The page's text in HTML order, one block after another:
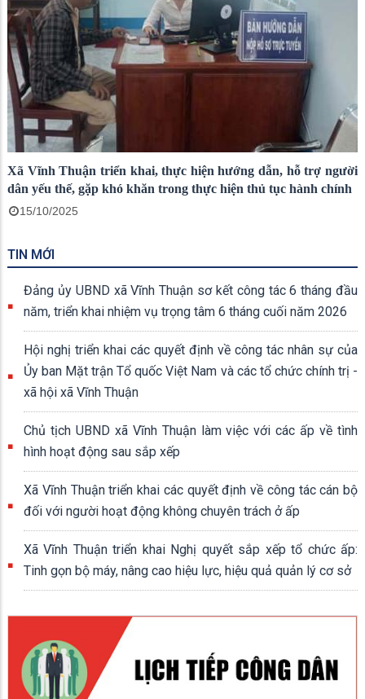
Xã Vĩnh Thuận triển khai, thực hiện hướng dẫn, hỗ trợ người
dân yếu thế, gặp khó khăn trong thực hiện thủ tục hành chính
15/10/2025
TIN MỚI
Đảng ủy UBND xã Vĩnh Thuận sơ kết công tác 6 tháng đầu
năm, triển khai nhiệm vụ trọng tâm 6 tháng cuối năm 2026
Hội nghị triển khai các quyết định về công tác nhân sự của
Ủy ban Mặt trận Tổ quốc Việt Nam và các tổ chức chính trị -
xã hội xã Vĩnh Thuận
Chủ tịch UBND xã Vĩnh Thuận làm việc với các ấp về tình
hình hoạt động sau sắp xếp
Xã Vĩnh Thuận triển khai các quyết định về công tác cán bộ
đối với người hoạt động không chuyên trách ở ấp
Xã Vĩnh Thuận triển khai Nghị quyết sắp xếp tổ chức ấp:
Tinh gọn bộ máy, nâng cao hiệu lực, hiệu quả quản lý cơ sở